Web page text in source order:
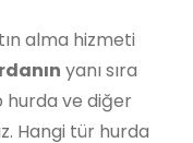
alma hizmeti
yanı sıra
hurda ve diğer
Hangi tür hurda